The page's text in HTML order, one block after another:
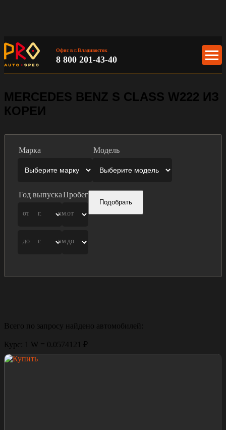
Офис в г.Владивосток
8 800 201-43-40
MERCEDES BENZ S CLASS W222 ИЗ
КОРЕИ
Марка Модель
Год выпуска
от г.
до г.
Пробег
от
км.
до
км.
Подобрать
Всего по запросу найдено автомобилей:
Курс: 1 ₩ = 0.0574121 ₽